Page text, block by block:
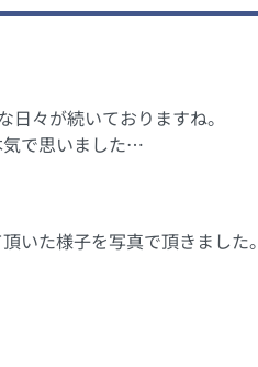
々が続いておりますね。
気で思いました…
いた様子を写真で頂きました。